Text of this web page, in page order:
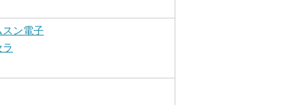
スン電子